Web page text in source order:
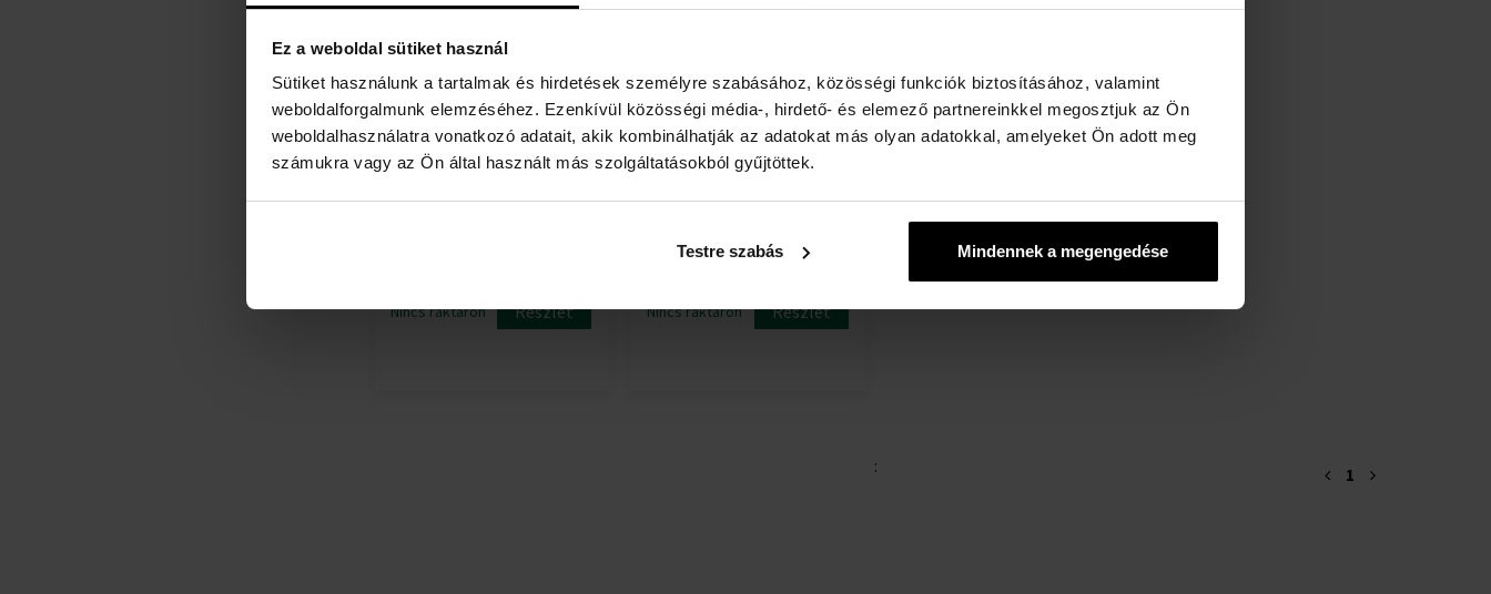
Ez a weboldal sütiket használ
Sütiket használunk a tartalmak és hirdetések személyre szabásához, közösségi funkciók biztosításához, valamint
weboldalforgalmunk elemzéséhez. Ezenkívül közösségi média-, hirdető- és elemező partnereinkkel megosztjuk az Ön
weboldalhasználatra vonatkozó adatait, akik kombinálhatják az adatokat más olyan adatokkal, amelyeket Ön adott meg
számukra vagy az Ön által használt más szolgáltatásokból gyűjtöttek.
Testre szabás Mindennek a megengedése
Fresca Lima Tonka Eau de
Nincs raktáron Részlet
Fresca Bergamota Ambar
Eau de Toilette - Unisex
Nincs raktáron Részlet
: 1